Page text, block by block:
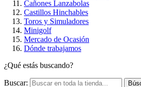
Cañones Lanzabolas
Castillos Hinchables
Toros y Simuladores
Minigolf
Mercado de Ocasión
Dónde trabajamos
¿Qué estás buscando?
Buscar: